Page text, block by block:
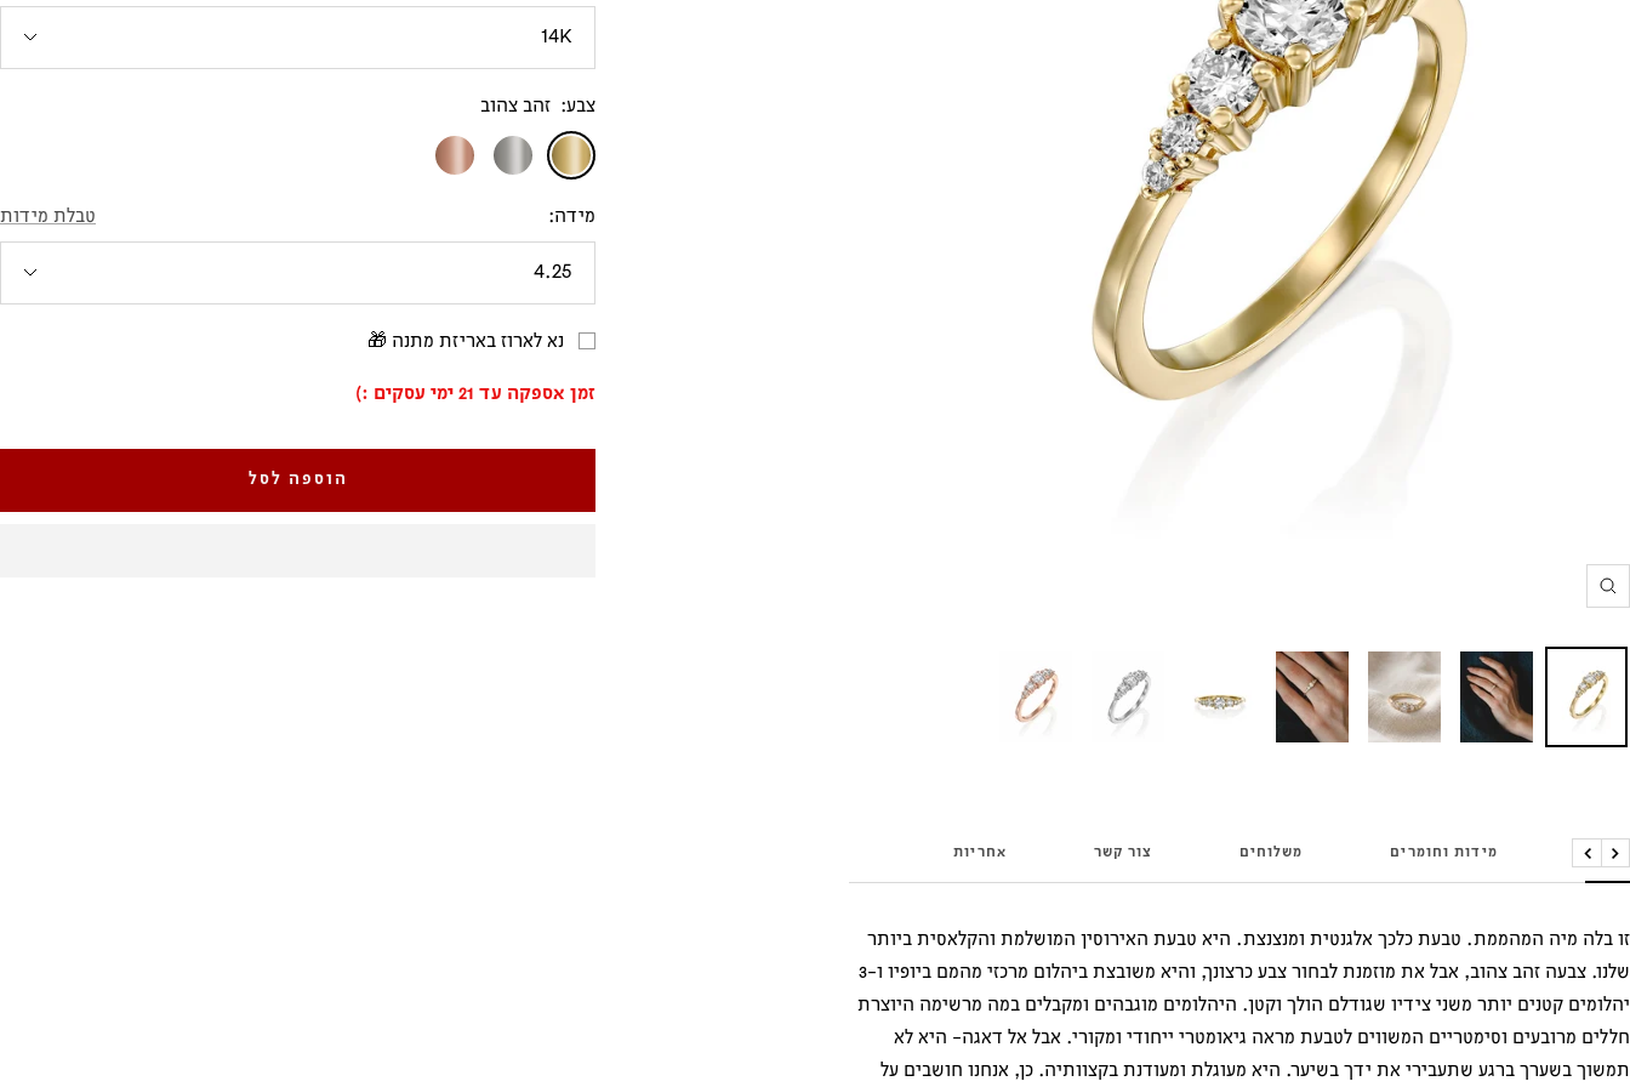
14K
צבע: זהב צהוב
זהב
צהוב
זהב זהב
מידה: טבלת מידות
4.25
נא לארוז באריזת מתנה 🎁
זמן אספקה עד 21 ימי עסקים :)
הוספה לסל
פרטים מידות וחומרים משלוחים צור קשר
אחריות
הקודם
הבא
זו בלה מיה המהממת. טבעת כלכך אלגנטית ומנצנצת. היא טבעת האירוסין המושלמת והקלאסית ביותר
שלנו. צבעה זהב צהוב, אבל את מוזמנת לבחור צבע כרצונך, והיא משובצת ביהלום מרכזי מהמם ביופיו ו-3
יהלומים קטנים יותר משני צידיו שגודלם הולך וקטן. היהלומים מוגבהים ומקבלים במה מרשימה היוצרת
חללים מרובעים וסימטריים המשווים לטבעת מראה גיאומטרי ייחודי ומקורי. אבל אל דאגה- היא לא
תמשוך בשערך ברגע שתעבירי את ידך בשיער. היא מעוגלת ומעודנת בקצוותיה. כן, אנחנו חושבים על